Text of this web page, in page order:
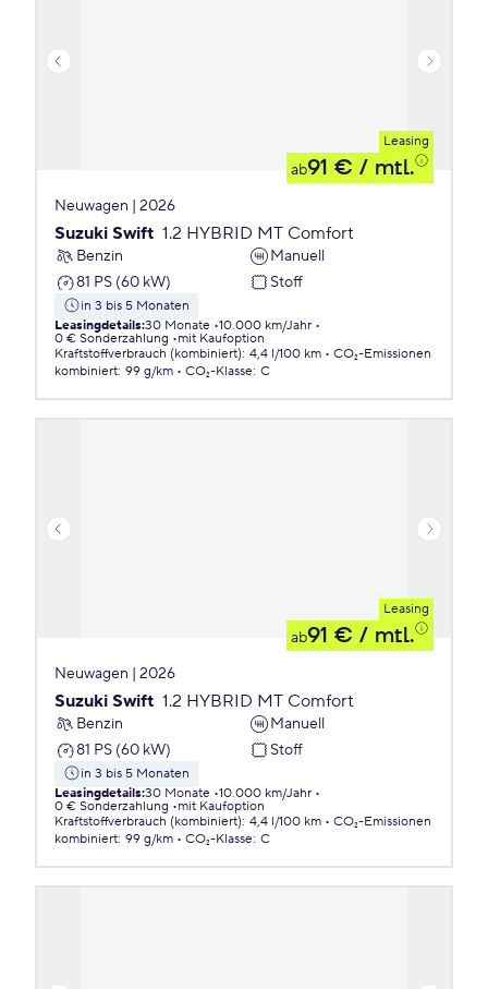
Leasing
ab91 € / mtl.
Neuwagen | 2026
Suzuki Swift 1.2 HYBRID MT Comfort
Benzin
Manuell
81 PS (60 kW)
Stoff
in 3 bis 5 Monaten
Leasingdetails:30 Monate 10.000 km/Jahr
0 € Sonderzahlung
mit Kaufoption
Kraftstoffverbrauch (kombiniert): 4,4 l/100 km
CO₂-Emissionen
kombiniert: 99 g/km CO₂-Klasse: C
Leasing
ab91 € / mtl.
Neuwagen | 2026
Suzuki Swift 1.2 HYBRID MT Comfort
Benzin
Manuell
81 PS (60 kW)
Stoff
in 3 bis 5 Monaten
Leasingdetails:30 Monate 10.000 km/Jahr
0 € Sonderzahlung
mit Kaufoption
Kraftstoffverbrauch (kombiniert): 4,4 l/100 km
CO₂-Emissionen
kombiniert: 99 g/km CO₂-Klasse: C